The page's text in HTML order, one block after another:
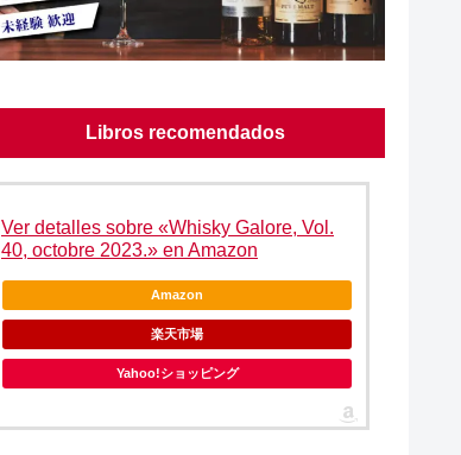
Libros recomendados
Ver detalles sobre «Whisky Galore, Vol.
40, octobre 2023.» en Amazon
Amazon
楽天市場
Yahoo!ショッピング